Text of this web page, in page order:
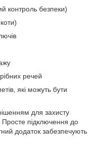
контроль безпеки)
речей
які можуть бути
для захисту
Просте підключення до
додаток забезпечують